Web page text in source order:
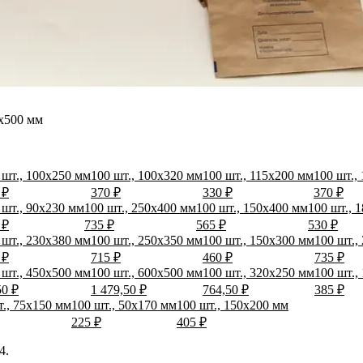
мм
шт., 100х250 мм
₽
100 шт., 100х320 мм
370 ₽
100 шт., 115х200 мм
330 ₽
100 шт.,
370 ₽
шт., 90х230 мм
₽
100 шт., 250х400 мм
735 ₽
100 шт., 150х400 мм
565 ₽
100 шт.,
530 ₽
шт., 230х380 мм
₽
100 шт., 250х350 мм
715 ₽
100 шт., 150х300 мм
460 ₽
100 шт.,
735 ₽
шт., 450х500 мм
₽
100 шт., 600х500 мм
1 479,50 ₽
100 шт., 320х250 мм
764,50 ₽
100 шт.,
385 ₽
75х150 мм100 шт., 50х170 мм
225 ₽
100 шт., 150х200 мм
405 ₽